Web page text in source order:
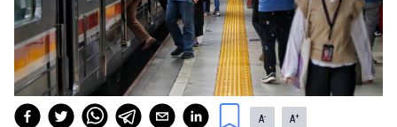
A- A+